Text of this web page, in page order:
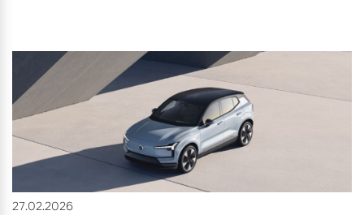
27.02.2026